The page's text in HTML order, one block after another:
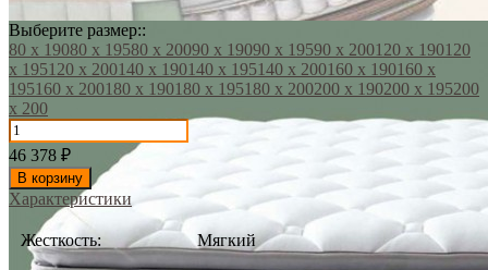
Выберите размер::
80 х 19080 х 19580 х 20090 х 19090 х 19590 х 200120 х 190120
х 195120 х 200140 х 190140 х 195140 х 200160 х 190160 х
195160 х 200180 х 190180 х 195180 х 200200 х 190200 х 195200
х 200
46 378 ₽
В корзину
Характеристики
Жесткость: Мягкий